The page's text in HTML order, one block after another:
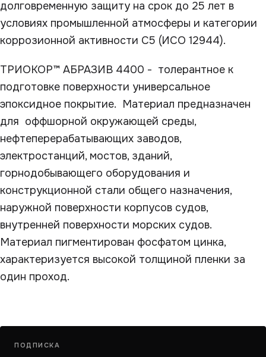
долговременную защиту на срок до 25 лет в
условиях промышленной атмосферы и категории
коррозионной активности С5 (ИСО 12944).
ТРИОКОР™ АБРАЗИВ 4400 - толерантное к
подготовке поверхности универсальное
эпоксидное покрытие. Материал предназначен
для оффшорной окружающей среды,
нефтеперерабатывающих заводов,
электростанций, мостов, зданий,
горнодобывающего оборудования и
конструкционной стали общего назначения,
наружной поверхности корпусов судов,
внутренней поверхности морских судов.
Материал пигментирован фосфатом цинка,
характеризуется высокой толщиной пленки за
один проход.
ПОДПИСКА